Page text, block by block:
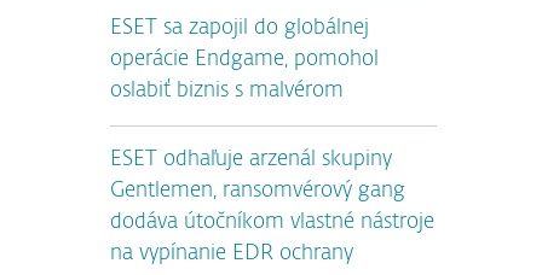
ESET sa zapojil do globálnej
operácie Endgame, pomohol
oslabiť biznis s malvérom
ESET odhaľuje arzenál skupiny
Gentlemen, ransomvérový gang
dodáva útočníkom vlastné nástroje
na vypínanie EDR ochrany